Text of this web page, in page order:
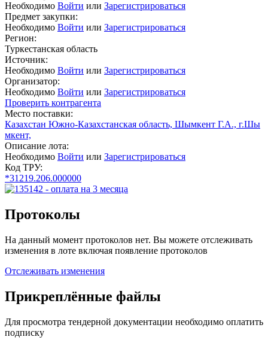
Необходимо Войти или Зарегистрироваться
Предмет закупки:
Необходимо Войти или Зарегистрироваться
Регион:
Туркестанская область
Источник:
Необходимо Войти или Зарегистрироваться
Организатор:
Необходимо Войти или Зарегистрироваться
Проверить контрагента
Место поставки:
Казахстан Южно-Казахстанская область, Шымкент Г.А., г.Шы
мкент,
Описание лота:
Необходимо Войти или Зарегистрироваться
Код ТРУ:
*31219.206.000000
Протоколы
На данный момент протоколов нет. Вы можете отслеживать
изменения в лоте включая появление протоколов
Отслеживать изменения
Прикреплённые файлы
Для просмотра тендерной документации необходимо оплатить
подписку